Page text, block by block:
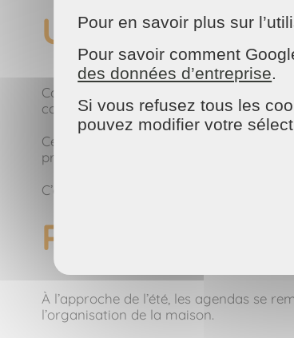
Une équipe
Contacter MAISON ET SERVICES La
connaissent votre environnement.
Cette proximité permet une
professionnels disponibles, à l’écoute,
C’est aussi ce lien local qui garantit
Plus de
À l’approche de l’été, les agendas se
l’organisation de la maison.
Pour en savoir plus sur
Pour savoir comment
des données d’entreprise
Si vous refusez tous les
pouvez modifier votre